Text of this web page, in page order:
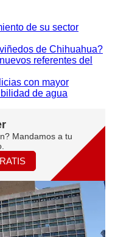
de su sector
de Chihuahua?
referentes del
con mayor
de agua
Mandamos a tu